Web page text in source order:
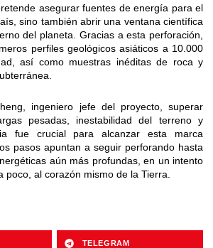
asegurar fuentes de energía para el
sino también abrir una ventana científica
del planeta. Gracias a esta perforación,
perfiles geológicos asiáticos a 10.000
así como muestras inéditas de roca y
ingeniero jefe del proyecto, superar
pesadas, inestabilidad del terreno y
fue crucial para alcanzar esta marca
pasos apuntan a seguir perforando hasta
aún más profundas, en un intento
poco, al corazón mismo de la Tierra.
TELEGRAM